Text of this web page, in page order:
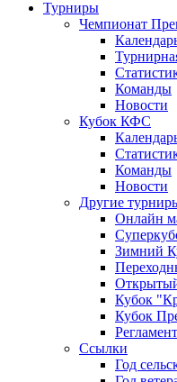
Турниры
Чемпионат
Команды
Новости
Кубок КФС
Команды
Новости
Другие
Онлайн
Зимний
Кубок
Кубок
Ссылки
Год